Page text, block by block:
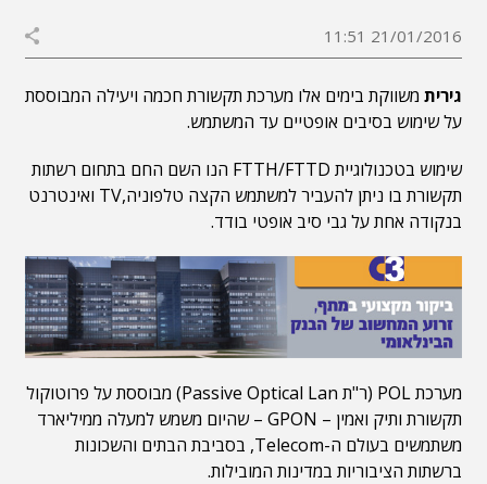
21/01/2016 11:51
גירית משווקת בימים אלו מערכת תקשורת חכמה ויעילה המבוססת
על שימוש בסיבים אופטיים עד המשתמש.
שימוש בטכנולוגיית FTTH/FTTD הנו השם החם בתחום רשתות
תקשורת בו ניתן להעביר למשתמש הקצה טלפוניה,TV ואינטרנט
בנקודה אחת על גבי סיב אופטי בודד.
מערכת POL (ר"ת Passive Optical Lan) מבוססת על פרוטוקול
תקשורת ותיק ואמין – GPON – שהיום משמש למעלה ממיליארד
משתמשים בעולם ה-Telecom, בסביבת הבתים והשכונות
ברשתות הציבוריות במדינות המובילות.